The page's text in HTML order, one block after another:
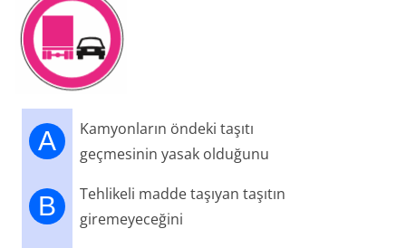
A
Kamyonların öndeki taşıtı
geçmesinin yasak olduğunu
B
Tehlikeli madde taşıyan taşıtın
giremeyeceğini